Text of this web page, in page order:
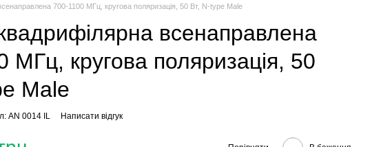
700-1100 МГц, кругова поляризація, 50 Вт, N-type Male
всенаправлена
МГц, кругова поляризація, 50
Male
AN 0014 IL Написати відгук